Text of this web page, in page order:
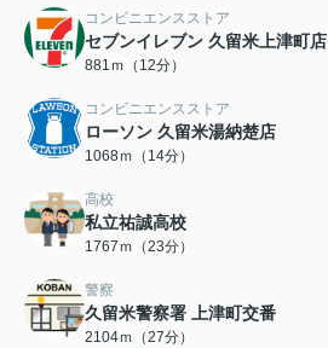
コンビニエンスストア
セブンイレブン 久留米上津町店
881ｍ（12分）
コンビニエンスストア
ローソン 久留米湯納楚店
1068ｍ（14分）
高校
私立祐誠高校
1767ｍ（23分）
警察
久留米警察署 上津町交番
2104ｍ（27分）